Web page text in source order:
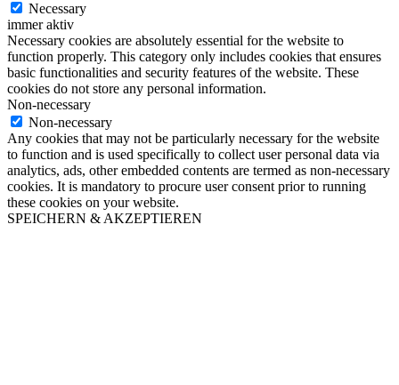
Necessary
immer aktiv
Necessary cookies are absolutely essential for the website to
function properly. This category only includes cookies that ensures
basic functionalities and security features of the website. These
cookies do not store any personal information.
Non-necessary
Non-necessary
Any cookies that may not be particularly necessary for the website
to function and is used specifically to collect user personal data via
analytics, ads, other embedded contents are termed as non-necessary
cookies. It is mandatory to procure user consent prior to running
these cookies on your website.
SPEICHERN & AKZEPTIEREN